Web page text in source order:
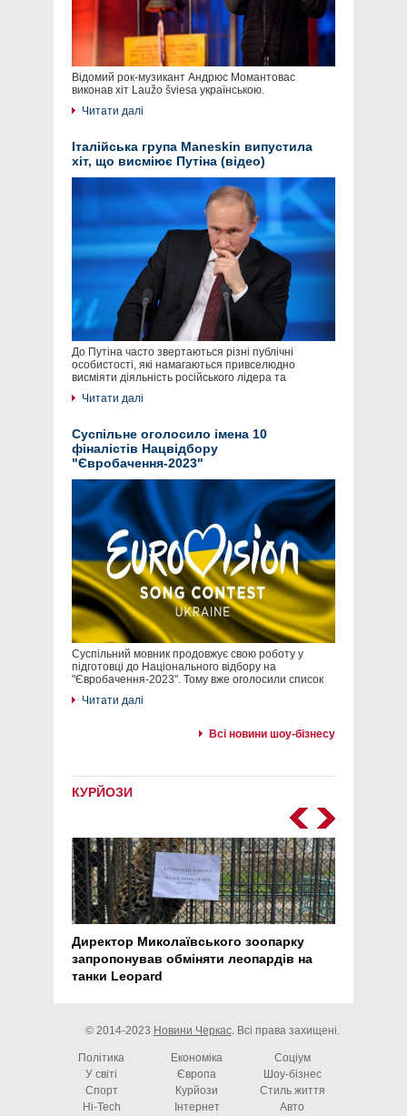
Відомий рок-музикант Андрюс Момантовас
виконав хіт Laužo šviesa українською.
Читати далі
Італійська група Maneskin випустила
хіт, що висміює Путіна (відео)
До Путіна часто звертаються різні публічні
особистості, які намагаються привселюдно
висміяти діяльність російського лідера та
Читати далі
Суспільне оголосило імена 10
фіналістів Нацвідбору
"Євробачення-2023"
Суспільний мовник продовжує свою роботу у
підготовці до Національного відбору на
"Євробачення-2023". Тому вже оголосили список
Читати далі
Всі новини шоу-бізнесу
КУРЙОЗИ
Директор Миколаївського зоопарку
запропонував обміняти леопардів на
танки Leopard
© 2014-2023 Новини Черкас. Всі права захищені.
Політика Економіка
Соціум
У світі
Європа
Шоу-бізнес
Спорт
Курйози
Стиль життя
Hi-Tech
Інтернет Авто